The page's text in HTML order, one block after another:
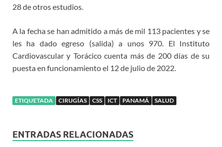
28 de otros estudios.
A la fecha se han admitido a más de mil 113 pacientes y se
les ha dado egreso (salida) a unos 970. El Instituto
Cardiovascular y Torácico cuenta más de 200 días de su
puesta en funcionamiento el 12 de julio de 2022.
ETIQUETADA CIRUGÍAS CSS ICT PANAMÁ SALUD
ENTRADAS RELACIONADAS